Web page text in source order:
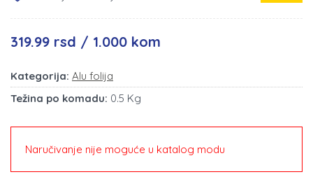
319.99 rsd / 1.000 kom
Kategorija: Alu folija
Težina po komadu: 0.5 Kg
Naručivanje nije moguće u katalog modu